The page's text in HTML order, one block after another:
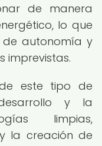
de manera
lo que
autonomía y
imprevistas.
este tipo de
y la
limpias,
la creación de